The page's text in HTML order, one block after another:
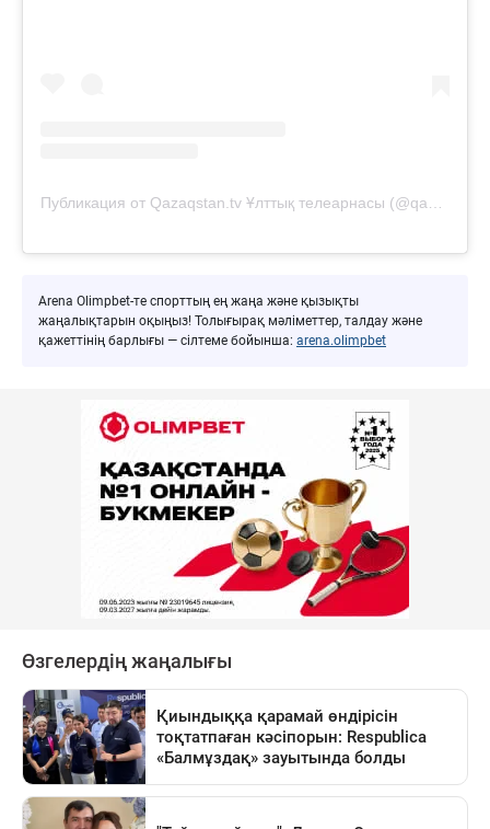
Публикация от Qazaqstan.tv Ұлттық телеарнасы (@qazaqstantv)
Arena Olimpbet-те спорттың ең жаңа және қызықты
жаңалықтарын оқыңыз! Толығырақ мәліметтер, талдау және
қажеттінің барлығы — сілтеме бойынша: arena.olimpbet